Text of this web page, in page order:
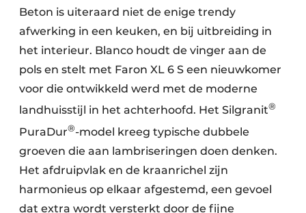
Beton is uiteraard niet de enige trendy
afwerking in een keuken, en bij uitbreiding in
het interieur. Blanco houdt de vinger aan de
pols en stelt met Faron XL 6 S een nieuwkomer
voor die ontwikkeld werd met de moderne
landhuisstijl in het achterhoofd. Het Silgranit®
PuraDur®-model kreeg typische dubbele
groeven die aan lambriseringen doen denken.
Het afdruipvlak en de kraanrichel zijn
harmonieus op elkaar afgestemd, een gevoel
dat extra wordt versterkt door de fijne